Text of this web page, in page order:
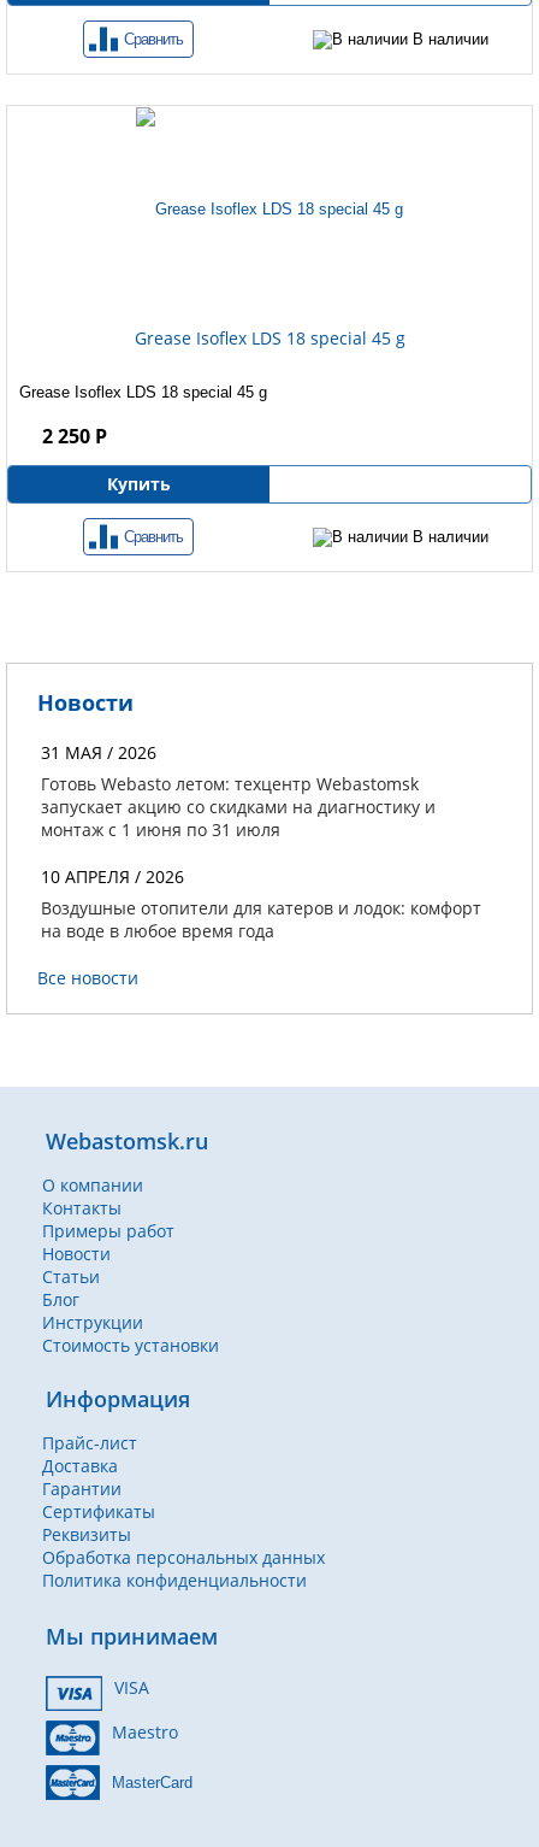
Сравнить В наличии
Grease Isoflex LDS 18 special 45 g
Grease Isoflex LDS 18 special 45 g
2 250 Р
Купить
Сравнить В наличии
Новости
31 МАЯ / 2026
Готовь Webasto летом: техцентр Webastomsk
запускает акцию со скидками на диагностику и
монтаж с 1 июня по 31 июля
10 АПРЕЛЯ / 2026
Воздушные отопители для катеров и лодок: комфорт
на воде в любое время года
Все новости
Webastomsk.ru
О компании
Контакты
Примеры работ
Новости
Статьи
Блог
Инструкции
Стоимость установки
Информация
Прайс-лист
Доставка
Гарантии
Сертификаты
Реквизиты
Обработка персональных данных
Политика конфиденциальности
Мы принимаем
VISA
Maestro
MasterCard